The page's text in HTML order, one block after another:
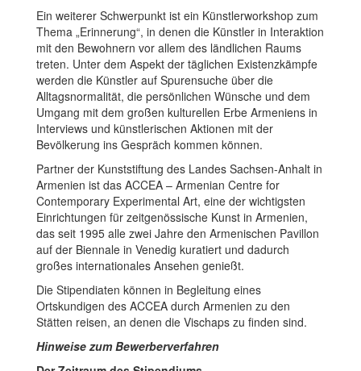
Ein weiterer Schwerpunkt ist ein Künstlerworkshop zum
Thema „Erinnerung“, in denen die Künstler in Interaktion
mit den Bewohnern vor allem des ländlichen Raums
treten. Unter dem Aspekt der täglichen Existenzkämpfe
werden die Künstler auf Spurensuche über die
Alltagsnormalität, die persönlichen Wünsche und dem
Umgang mit dem großen kulturellen Erbe Armeniens in
Interviews und künstlerischen Aktionen mit der
Bevölkerung ins Gespräch kommen können.
Partner der Kunststiftung des Landes Sachsen-Anhalt in
Armenien ist das ACCEA – Armenian Centre for
Contemporary Experimental Art, eine der wichtigsten
Einrichtungen für zeitgenössische Kunst in Armenien,
das seit 1995 alle zwei Jahre den Armenischen Pavillon
auf der Biennale in Venedig kuratiert und dadurch
großes internationales Ansehen genießt.
Die Stipendiaten können in Begleitung eines
Ortskundigen des ACCEA durch Armenien zu den
Stätten reisen, an denen die Vischaps zu finden sind.
Hinweise zum Bewerberverfahren